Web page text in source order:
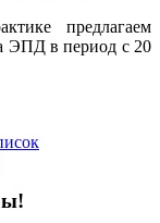
предлагаем
ЭПД в период с 20